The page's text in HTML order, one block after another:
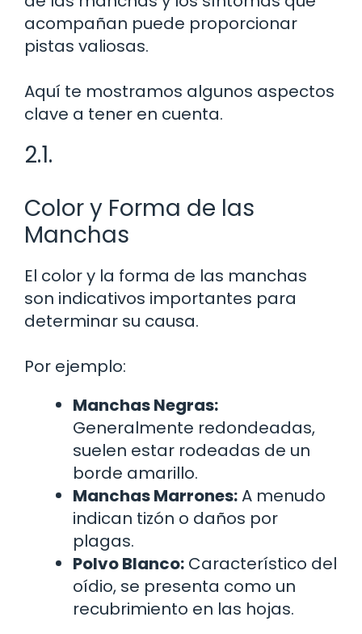
acompañan puede proporcionar
pistas valiosas.
Aquí te mostramos algunos aspectos
clave a tener en cuenta.
2.1.
Color y Forma de las
Manchas
El color y la forma de las manchas
son indicativos importantes para
determinar su causa.
Por ejemplo:
Manchas Negras:
Generalmente redondeadas,
suelen estar rodeadas de un
borde amarillo.
Manchas Marrones:A menudo
indican tizón o daños por
plagas.
Polvo Blanco: Característico del
oídio, se presenta como un
recubrimiento en las hojas.